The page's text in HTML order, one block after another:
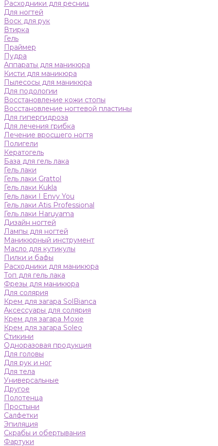
Расходники для ресниц
Для ногтей
Воск для рук
Втирка
Гель
Праймер
Пудра
Аппараты для маникюра
Кисти для маникюра
Пылесосы для маникюра
Для подологии
Восстановление кожи стопы
Восстановление ногтевой пластины
Для гипергидроза
Для лечения грибка
Лечение вросшего ногтя
Полигели
Кератогель
База для гель лака
Гель лаки
Гель лаки Grattol
Гель лаки Kukla
Гель лаки I Envy You
Гель лаки Atis Professional
Гель лаки Haruyama
Дизайн ногтей
Лампы для ногтей
Маникюрный инструмент
Масло для кутикулы
Пилки и бафы
Расходники для маникюра
Топ для гель лака
Фрезы для маникюра
Для солярия
Крем для загара SolBianca
Аксессуары для солярия
Крем для загара Moxie
Крем для загара Soleo
Стикини
Одноразовая продукция
Для головы
Для рук и ног
Для тела
Универсальные
Другое
Полотенца
Простыни
Салфетки
Эпиляция
Скрабы и обертывания
Фартуки